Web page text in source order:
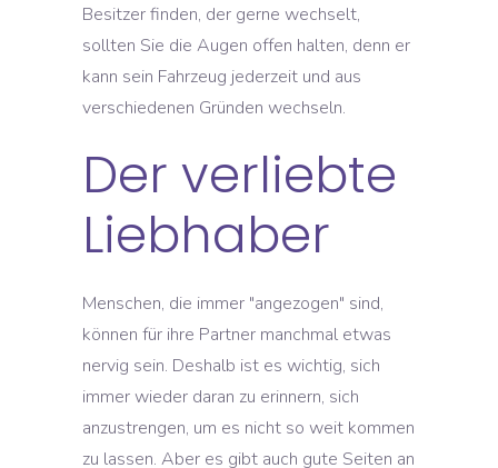
Besitzer finden, der gerne wechselt,
sollten Sie die Augen offen halten, denn er
kann sein Fahrzeug jederzeit und aus
verschiedenen Gründen wechseln.
Der verliebte
Liebhaber
Menschen, die immer "angezogen" sind,
können für ihre Partner manchmal etwas
nervig sein. Deshalb ist es wichtig, sich
immer wieder daran zu erinnern, sich
anzustrengen, um es nicht so weit kommen
zu lassen. Aber es gibt auch gute Seiten an